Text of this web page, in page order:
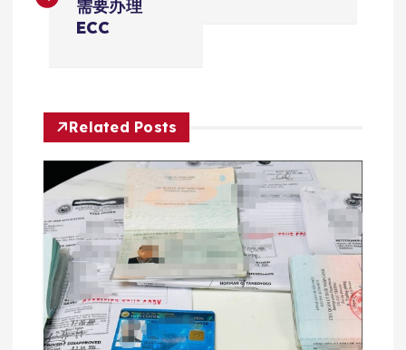
需要办理
ECC
Related Posts